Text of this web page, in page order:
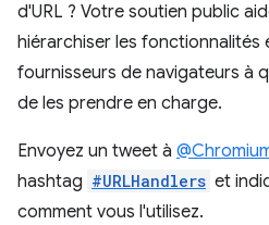
d'URL ? Votre soutien public
hiérarchiser les fonctionnalités
fournisseurs de navigateurs à
de les prendre en charge.
Envoyez un tweet à
hashtag #URLHandlers et
comment vous l'utilisez.